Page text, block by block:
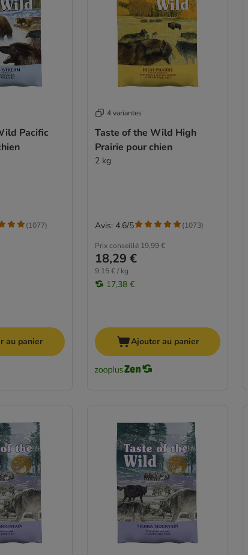
Pacific
(1077)
au panier
4 variantes
Taste of the Wild High
Prairie pour chien
2 kg
Prix conseillé 19,99 €
18,29 €
9,15 € / kg
17,38 €
Avis: 4.6/5 (1073)
Ajouter au panier